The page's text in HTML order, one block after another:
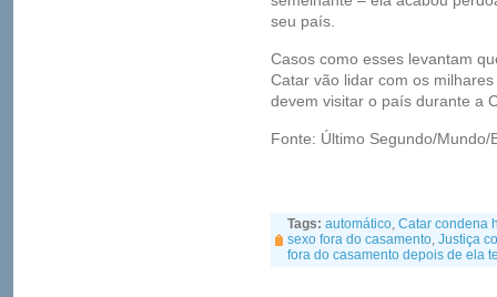
seu país.
Casos como esses levantam
Catar vão lidar com os
devem visitar o país durante a
Fonte: Último Segundo/Mundo/
Tags: automático, Catar condena
sexo fora do casamento, Justiça
fora do casamento depois de ela